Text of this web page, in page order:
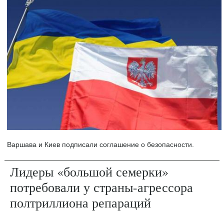
Варшава и Киев подписали соглашение о безопасности.
Лидеры «большой семерки»
потребовали у страны-агрессора
полтриллиона репараций